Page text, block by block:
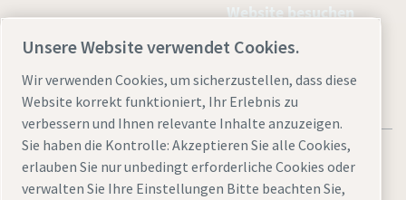
Website besuchen
Unsere Website verwendet Cookies.
Wir verwenden Cookies, um sicherzustellen, dass diese
Website korrekt funktioniert, Ihr Erlebnis zu
verbessern und Ihnen relevante Inhalte anzuzeigen.
Sie haben die Kontrolle: Akzeptieren Sie alle Cookies,
erlauben Sie nur unbedingt erforderliche Cookies oder
verwalten Sie Ihre Einstellungen Bitte beachten Sie,